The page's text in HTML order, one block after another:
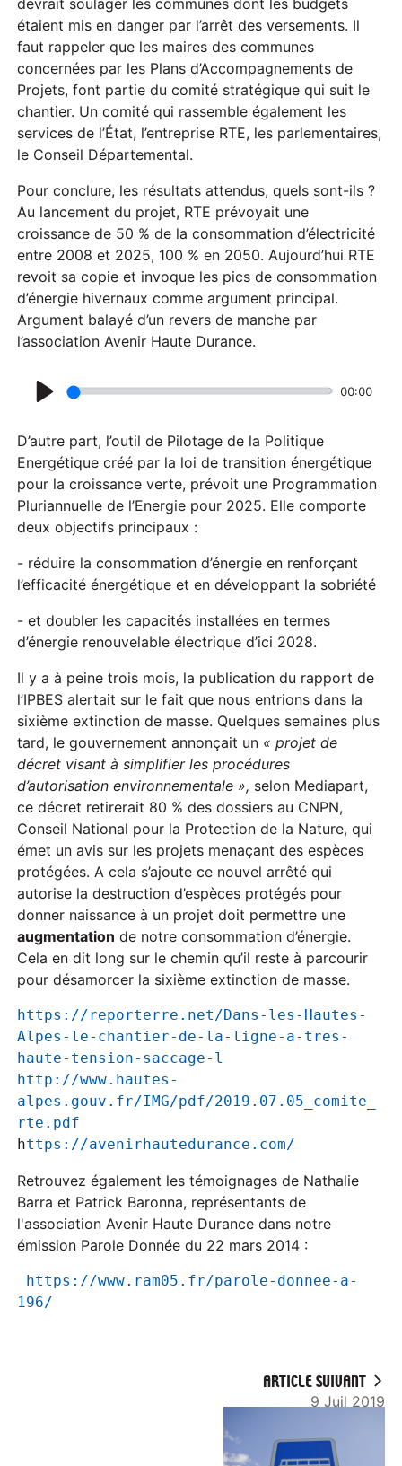
y
devrait soulager les communes dont les budgets
étaient mis en danger par l’arrêt des versements. Il
faut rappeler que les maires des communes
concernées par les Plans d’Accompagnements de
Projets, font partie du comité stratégique qui suit le
chantier. Un comité qui rassemble également les
services de l’État, l’entreprise RTE, les parlementaires,
le Conseil Départemental.
Pour conclure, les résultats attendus, quels sont-ils ?
Au lancement du projet, RTE prévoyait une
croissance de 50 % de la consommation d’électricité
entre 2008 et 2025, 100 % en 2050. Aujourd’hui RTE
revoit sa copie et invoque les pics de consommation
d’énergie hivernaux comme argument principal.
Argument balayé d’un revers de manche par
l’association Avenir Haute Durance.
l
a
y
00:00
D’autre part, l’outil de Pilotage de la Politique
Energétique créé par la loi de transition énergétique
pour la croissance verte, prévoit une Programmation
Pluriannuelle de l’Energie pour 2025. Elle comporte
deux objectifs principaux :
- réduire la consommation d’énergie en renforçant
l’efficacité énergétique et en développant la sobriété
- et doubler les capacités installées en termes
d’énergie renouvelable électrique d’ici 2028.
Il y a à peine trois mois, la publication du rapport de
l’IPBES alertait sur le fait que nous entrions dans la
sixième extinction de masse. Quelques semaines plus
tard, le gouvernement annonçait un « projet de
décret visant à simplifier les procédures
d’autorisation environnementale », selon Mediapart,
ce décret retirerait 80 % des dossiers au CNPN,
Conseil National pour la Protection de la Nature, qui
émet un avis sur les projets menaçant des espèces
protégées. A cela s’ajoute ce nouvel arrêté qui
autorise la destruction d’espèces protégés pour
donner naissance à un projet doit permettre une
augmentation de notre consommation d’énergie.
Cela en dit long sur le chemin qu’il reste à parcourir
pour désamorcer la sixième extinction de masse.
https://reporterre.net/Dans-les-Hautes-
Alpes-le-chantier-de-la-ligne-a-tres-
haute-tension-saccage-l
http://www.hautes-
alpes.gouv.fr/IMG/pdf/2019.07.05_comite_
rte.pdf
https://avenirhautedurance.com/
Retrouvez également les témoignages de Nathalie
Barra et Patrick Baronna, représentants de
l'association Avenir Haute Durance dans notre
émission Parole Donnée du 22 mars 2014 :
https://www.ram05.fr/parole-donnee-a-
196/
ARTICLE SUIVANT
9 Juil 2019